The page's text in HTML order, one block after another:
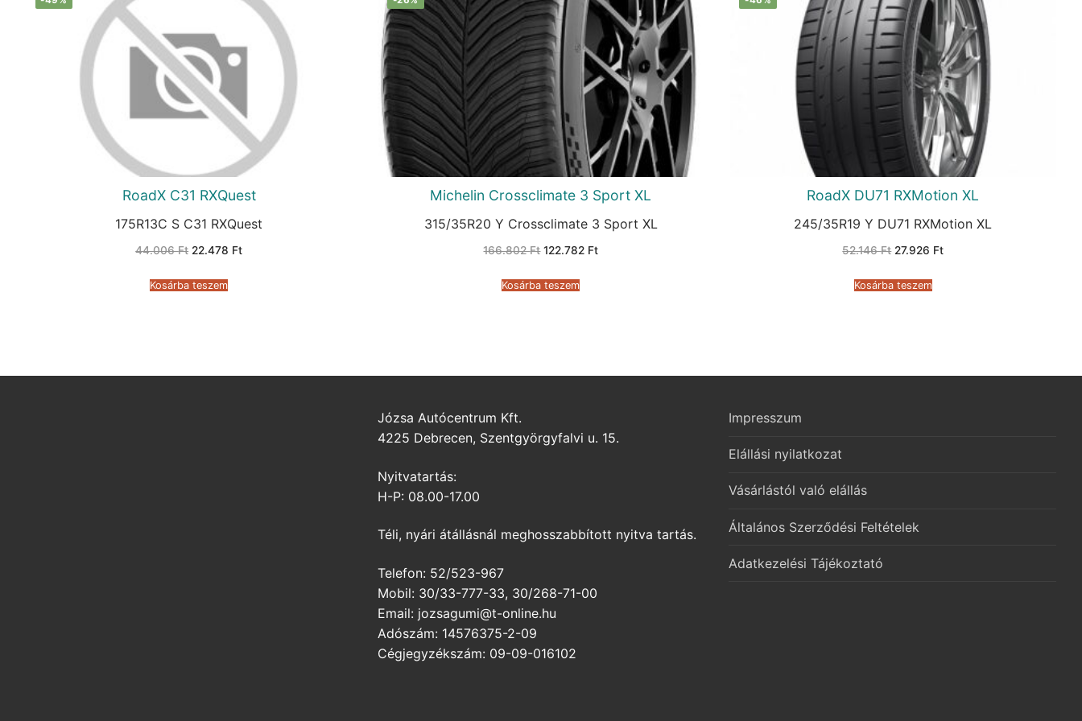
RoadX C31 RXQuest
175R13C S C31 RXQuest
44.006Ft Original
44.006 Ft.
22.478 FtCurrent
Kosárba teszem
Michelin Crossclimate 3 Sport XL
315/35R20 Y Crossclimate 3 Sport XL
166.802Ft Original
166.802 Ft.
122.782 FtCurrent
Kosárba teszem
RoadX DU71 RXMotion XL
245/35R19 Y DU71 RXMotion XL
52.146Ft Original
52.146 Ft.
27.926 FtCurrent
Kosárba teszem
Józsa Autócentrum Kft.
4225 Debrecen, Szentgyörgyfalvi u. 15.
Nyitvatartás:
H-P: 08.00-17.00
Téli, nyári átállásnál meghosszabbított nyitva tartás.
Telefon: 52/523-967
Mobil: 30/33-777-33, 30/268-71-00
Email: jozsagumi@t-online.hu
Adószám: 14576375-2-09
Cégjegyzékszám: 09-09-016102
Impresszum
Elállási nyilatkozat
Vásárlástól való elállás
Általános Szerződési Feltételek
Adatkezelési Tájékoztató